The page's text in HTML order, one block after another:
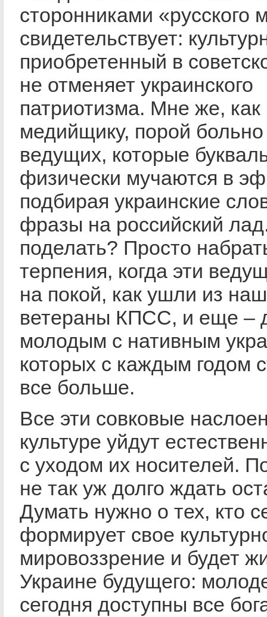
сторонниками «русского
свидетельствует:
приобретенный в
не отменяет украинского
патриотизма. Мне же, как
медийщику, порой
ведущих, которые
физически мучаются в
подбирая украинские
фразы на российский
поделать? Просто
терпения, когда эти
на покой, как ушли из
ветераны КПСС, и еще –
молодым с нативным
которых с каждым годом
все больше.
Все эти совковые
культуре уйдут
с уходом их носителей.
не так уж долго ждать
Думать нужно о тех, кто
формирует свое
мировоззрение и будет
Украине будущего:
сегодня доступны все